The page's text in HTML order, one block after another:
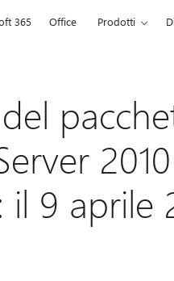
365 Office Prodotti
9 aprile